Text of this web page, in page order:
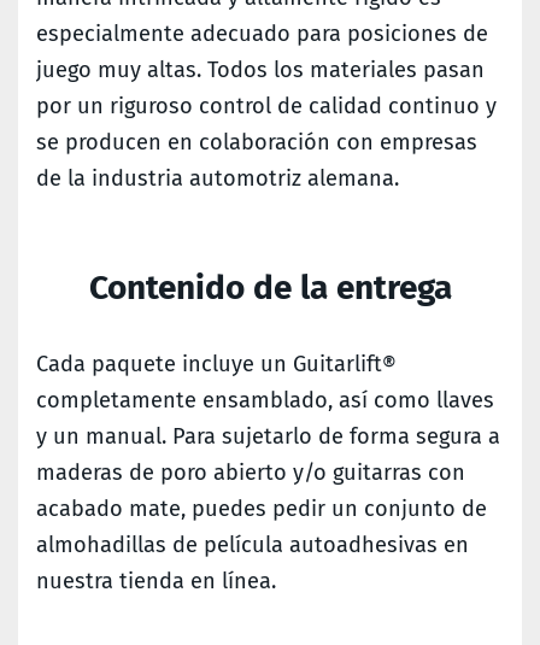
especialmente adecuado para posiciones de
juego muy altas. Todos los materiales pasan
por un riguroso control de calidad continuo y
se producen en colaboración con empresas
de la industria automotriz alemana.
Contenido de la entrega
Cada paquete incluye un Guitarlift®
completamente ensamblado, así como llaves
y un manual. Para sujetarlo de forma segura a
maderas de poro abierto y/o guitarras con
acabado mate, puedes pedir un conjunto de
almohadillas de película autoadhesivas en
nuestra tienda en línea.